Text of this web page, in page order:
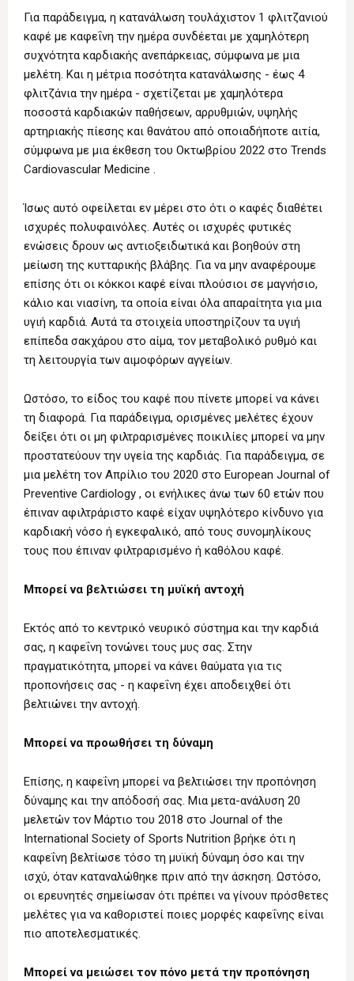
Για παράδειγμα, η κατανάλωση τουλάχιστον 1 φλιτζανιού
καφέ με καφεΐνη την ημέρα συνδέεται με χαμηλότερη
συχνότητα καρδιακής ανεπάρκειας, σύμφωνα με μια
μελέτη. Και η μέτρια ποσότητα κατανάλωσης - έως 4
φλιτζάνια την ημέρα - σχετίζεται με χαμηλότερα
ποσοστά καρδιακών παθήσεων, αρρυθμιών, υψηλής
αρτηριακής πίεσης και θανάτου από οποιαδήποτε αιτία,
σύμφωνα με μια έκθεση του Οκτωβρίου 2022 στο Trends
Cardiovascular Medicine ‌.
Ίσως αυτό οφείλεται εν μέρει στο ότι ο καφές διαθέτει
ισχυρές πολυφαινόλες. Αυτές οι ισχυρές φυτικές
ενώσεις δρουν ως αντιοξειδωτικά και βοηθούν στη
μείωση της κυτταρικής βλάβης. Για να μην αναφέρουμε
επίσης ότι οι κόκκοι καφέ είναι πλούσιοι σε μαγνήσιο,
κάλιο και νιασίνη, τα οποία είναι όλα απαραίτητα για μια
υγιή καρδιά. Αυτά τα στοιχεία υποστηρίζουν τα υγιή
επίπεδα σακχάρου στο αίμα, τον μεταβολικό ρυθμό και
τη λειτουργία των αιμοφόρων αγγείων.
Ωστόσο, το είδος του καφέ που πίνετε μπορεί να κάνει
τη διαφορά. Για παράδειγμα, ορισμένες μελέτες έχουν
δείξει ότι οι μη φιλτραρισμένες ποικιλίες μπορεί να μην
προστατεύουν την υγεία της καρδιάς. Για παράδειγμα, σε
μια μελέτη τον Απρίλιο του 2020 στο European Journal of
Preventive Cardiology , οι ενήλικες άνω των 60 ετών που
έπιναν αφιλτράριστο καφέ είχαν υψηλότερο κίνδυνο για
καρδιακή νόσο ή εγκεφαλικό, από τους συνομηλίκους
τους που έπιναν φιλτραρισμένο ή καθόλου καφέ.
Μπορεί να βελτιώσει τη μυϊκή αντοχή
Εκτός από το κεντρικό νευρικό σύστημα και την καρδιά
σας, η καφεΐνη τονώνει τους μυς σας. Στην
πραγματικότητα, μπορεί να κάνει θαύματα για τις
προπονήσεις σας - η καφεΐνη έχει αποδειχθεί ότι
βελτιώνει την αντοχή.
Μπορεί να προωθήσει τη δύναμη
Επίσης, η καφεΐνη μπορεί να βελτιώσει την προπόνηση
δύναμης και την απόδοσή σας. Μια μετα-ανάλυση 20
μελετών τον Μάρτιο του 2018 στο Journal of the
International Society of Sports Nutrition‌ ‌βρήκε ότι η
καφεΐνη βελτίωσε τόσο τη μυϊκή δύναμη όσο και την
ισχύ, όταν καταναλώθηκε πριν από την άσκηση. Ωστόσο,
οι ερευνητές σημείωσαν ότι πρέπει να γίνουν πρόσθετες
μελέτες για να καθοριστεί ποιες μορφές καφεΐνης είναι
πιο αποτελεσματικές.
Μπορεί να μειώσει τον πόνο μετά την προπόνηση